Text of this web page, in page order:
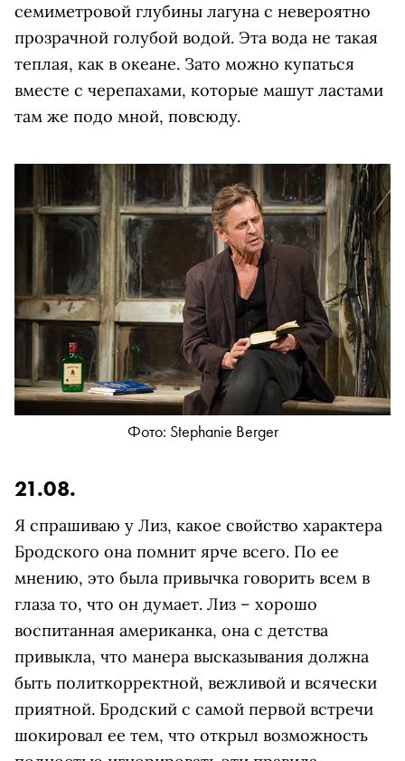
семиметровой глубины лагуна с невероятно
прозрачной голубой водой. Эта вода не такая
теплая, как в океане. Зато можно купаться
вместе с черепахами, которые машут ластами
там же подо мной, повсюду.
Фото: Stephanie Berger
21.08.
Я спрашиваю у Лиз, какое свойство характера
Бродского она помнит ярче всего. По ее
мнению, это была привычка говорить всем в
глаза то, что он думает. Лиз – хорошо
воспитанная американка, она с детства
привыкла, что манера высказывания должна
быть политкорректной, вежливой и всячески
приятной. Бродский с самой первой встречи
шокировал ее тем, что открыл возможность